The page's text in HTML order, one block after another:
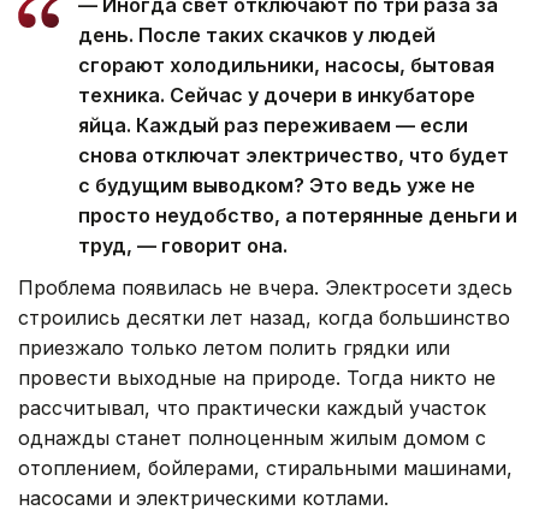
— Иногда свет отключают по три раза за
день. После таких скачков у людей
сгорают холодильники, насосы, бытовая
техника. Сейчас у дочери в инкубаторе
яйца. Каждый раз переживаем — если
снова отключат электричество, что будет
с будущим выводком? Это ведь уже не
просто неудобство, а потерянные деньги и
труд, — говорит она.
Проблема появилась не вчера. Электросети здесь
строились десятки лет назад, когда большинство
приезжало только летом полить грядки или
провести выходные на природе. Тогда никто не
рассчитывал, что практически каждый участок
однажды станет полноценным жилым домом с
отоплением, бойлерами, стиральными машинами,
насосами и электрическими котлами.